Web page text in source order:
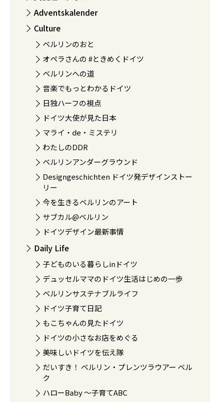
Adventskalender
Culture
ベルリンのおと
オペラさんの #ときめくドイツ
ベルリンへの道
音楽でもっとわかるドイツ
日独ハーフの視点
ドイツ大使が見た日本
マライ・de・ミステリ
わたしのDDR
ベルリンアンダーグラウンド
Designgeschichten ドイツ発デザインストー
リー
今を生きるベルリンのアート
サブカル@ベルリン
ドイツデザイン最新事情
Daily Life
子どものいる暮らしinドイツ
デュッセルママのドイツ生活はじめの一歩
ベルリンサステナブルライフ
ドイツ子育て日記
もこちゃんの見たドイツ
ドイツの小さなお店をめぐる
美味しいドイツを伝え隊
だいすき！ ベルリン・プレンツラウアー ベル
ク
ハローBaby 〜子育てABC